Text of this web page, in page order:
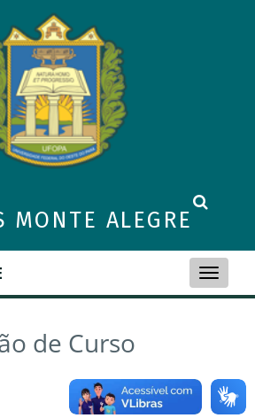
MONTE ALEGRE
Toggle
de Curso